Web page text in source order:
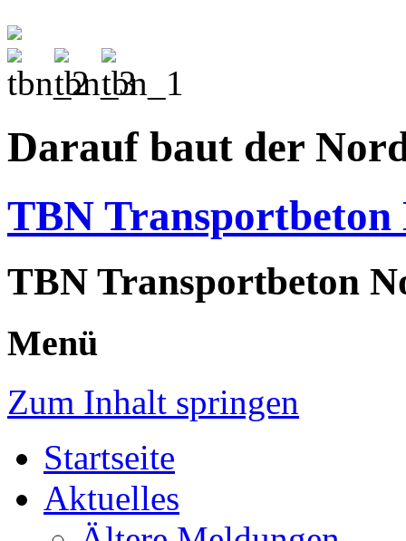
Darauf baut der
TBN
TBN Transportbeton
Menü
Zum Inhalt springen
Startseite
Aktuelles